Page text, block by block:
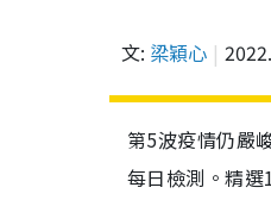
文: 梁穎心
第5波疫情仍嚴
每日檢測。精